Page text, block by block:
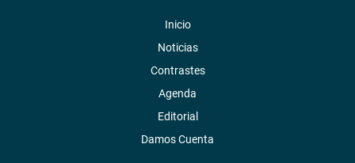
Inicio
Noticias
Contrastes
Agenda
Editorial
Damos Cuenta